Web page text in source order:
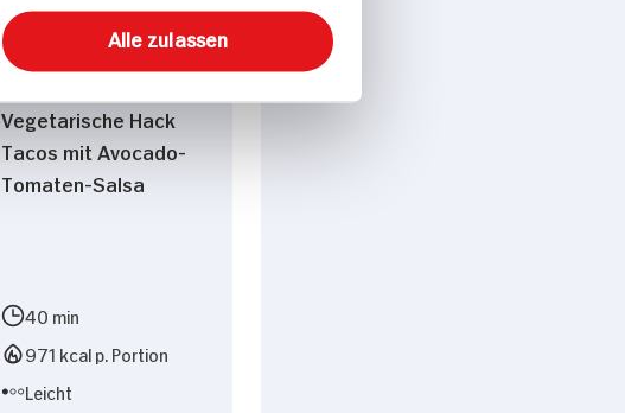
Alle zulassen
Vegetarische Hack
Tacos mit Avocado-
Tomaten-Salsa
40 min
971 kcal p. Portion
Leicht